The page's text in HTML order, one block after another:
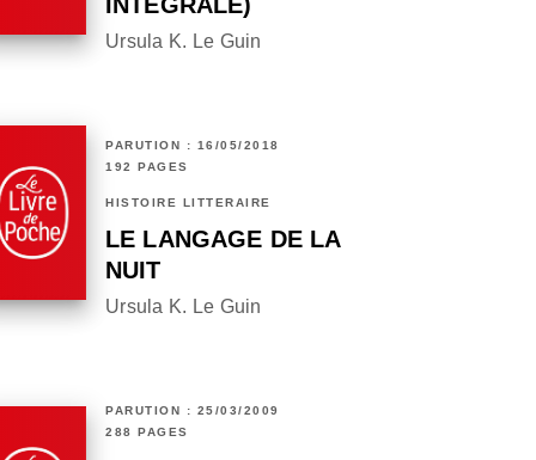
Ursula K. Le Guin
PARUTION : 16/05/2018
192 PAGES
HISTOIRE LITTÉRAIRE
LE LANGAGE DE LA
NUIT
Ursula K. Le Guin
PARUTION : 25/03/2009
288 PAGES